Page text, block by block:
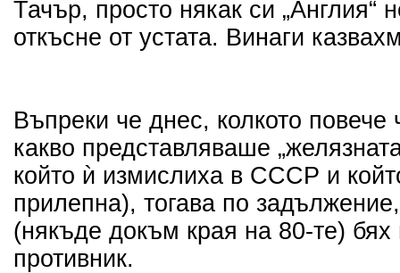
Тачър, просто някак си
откъсне от устата. Винаги
Въпреки че днес, колкото
какво представляваше
който ѝ измислиха в СССР и
прилепна), тогава по
(някъде докъм края на 80-те) бях
противник.